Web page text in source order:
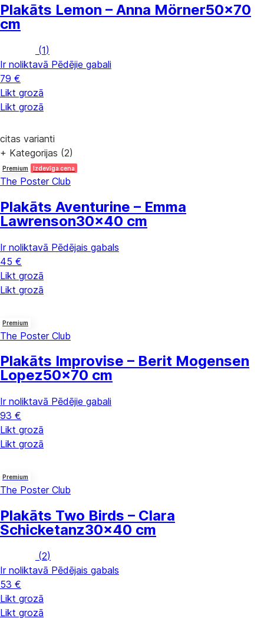
Plakāts Lemon – Anna Mörner50x70
cm
(1)
Ir noliktavā Pēdējie gabali
79 €
Likt grozā
Likt grozā
citas varianti
+ Kategorijas (2)
Premium Izdevīga cena
The Poster Club
Plakāts Aventurine – Emma
Lawrenson30x40 cm
Ir noliktavā Pēdējais gabals
45 €
Likt grozā
Likt grozā
Premium
The Poster Club
Plakāts Improvise – Berit Mogensen
Lopez50x70 cm
Ir noliktavā Pēdējie gabali
93 €
Likt grozā
Likt grozā
Premium
The Poster Club
Plakāts Two Birds – Clara
Schicketanz30x40 cm
(2)
Ir noliktavā Pēdējais gabals
53 €
Likt grozā
Likt grozā